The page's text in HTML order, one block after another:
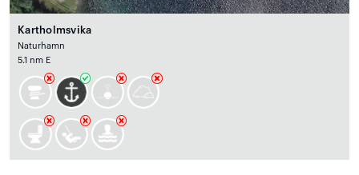
Kartholmsvika
Naturhamn
5.1 nm E